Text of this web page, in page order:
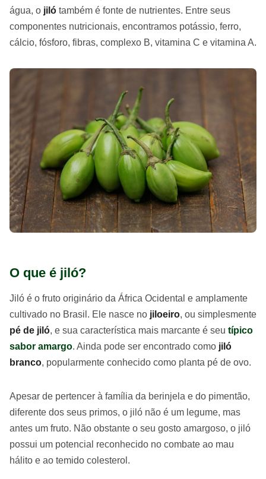
água, o jiló também é fonte de nutrientes. Entre seus
componentes nutricionais, encontramos potássio, ferro,
cálcio, fósforo, fibras, complexo B, vitamina C e vitamina A.
O que é jiló?
Jiló é o fruto originário da África Ocidental e amplamente
cultivado no Brasil. Ele nasce no jiloeiro, ou simplesmente
pé de jiló, e sua característica mais marcante é seu típico
sabor amargo. Ainda pode ser encontrado como jiló
branco, popularmente conhecido como planta pé de ovo.
Apesar de pertencer à família da berinjela e do pimentão,
diferente dos seus primos, o jiló não é um legume, mas
antes um fruto. Não obstante o seu gosto amargoso, o jiló
possui um potencial reconhecido no combate ao mau
hálito e ao temido colesterol.